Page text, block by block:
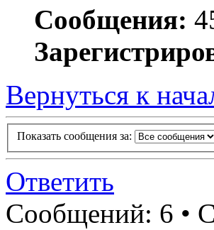
Сообщения:
Вернуться к
Показать сообщения за:
Ответить
Сообщений: 6 •